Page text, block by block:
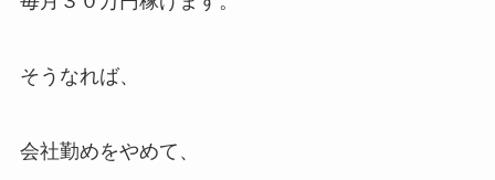
そうなれば、
会社勤めをやめて、